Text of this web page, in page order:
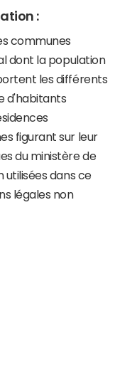
:
communes
dont la population
les différents
d'habitants
figurant sur leur
du ministère de
utilisées dans ce
légales non